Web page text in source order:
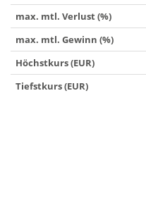
max. mtl. Verlust (%)
max. mtl. Gewinn (%)
Höchstkurs (EUR)
Tiefstkurs (EUR)